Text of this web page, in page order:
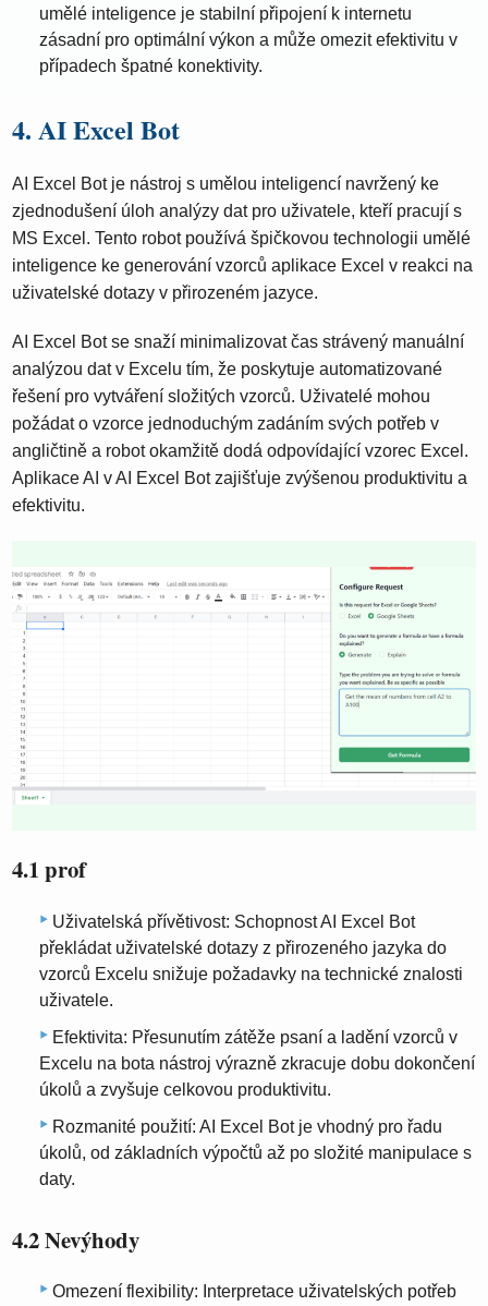
umělé inteligence je stabilní připojení k internetu
zásadní pro optimální výkon a může omezit efektivitu v
případech špatné konektivity.
4. AI Excel Bot
AI Excel Bot je nástroj s umělou inteligencí navržený ke
zjednodušení úloh analýzy dat pro uživatele, kteří pracují s
MS Excel. Tento robot používá špičkovou technologii umělé
inteligence ke generování vzorců aplikace Excel v reakci na
uživatelské dotazy v přirozeném jazyce.
AI Excel Bot se snaží minimalizovat čas strávený manuální
analýzou dat v Excelu tím, že poskytuje automatizované
řešení pro vytváření složitých vzorců. Uživatelé mohou
požádat o vzorce jednoduchým zadáním svých potřeb v
angličtině a robot okamžitě dodá odpovídající vzorec Excel.
Aplikace AI v AI Excel Bot zajišťuje zvýšenou produktivitu a
efektivitu.
4.1 prof
Uživatelská přívětivost: Schopnost AI Excel Bot
překládat uživatelské dotazy z přirozeného jazyka do
vzorců Excelu snižuje požadavky na technické znalosti
uživatele.
Efektivita: Přesunutím zátěže psaní a ladění vzorců v
Excelu na bota nástroj výrazně zkracuje dobu dokončení
úkolů a zvyšuje celkovou produktivitu.
Rozmanité použití: AI Excel Bot je vhodný pro řadu
úkolů, od základních výpočtů až po složité manipulace s
daty.
4.2 Nevýhody
Omezení flexibility: Interpretace uživatelských potřeb